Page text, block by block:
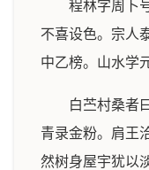
程林字周卜
不喜设色。宗人
中乙榜。山水学
白苎村桑者
青录金粉。肩王
然树身屋宇犹以